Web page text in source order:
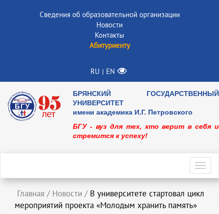
Сведения об образовательной организации
Новости
Контакты
Абитуриенту
RU | EN
БРЯНСКИЙ ГОСУДАРСТВЕННЫЙ
УНИВЕРСИТЕТ
имени академика И.Г. Петровского
БГУ - вуз для тех, кто верит в себя и
стремится к успеху!
Главная / Новости / В университете стартовал цикл
мероприятий проекта «Молодым хранить память»